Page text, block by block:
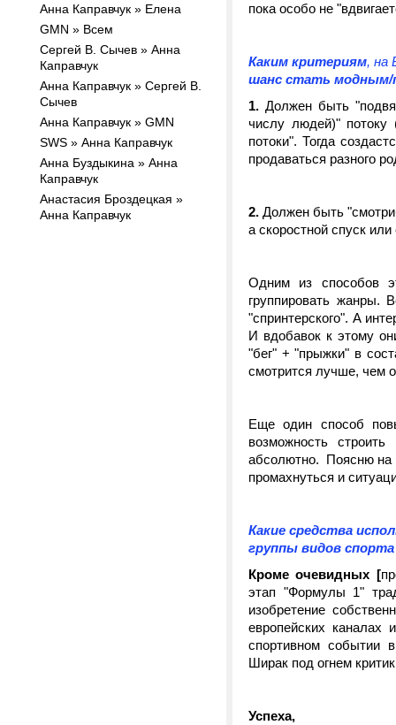
Анна Каправчук » Елена
GMN » Всем
Сергей В. Сычев » Анна
Каправчук
Анна Каправчук » Сергей В.
Сычев
Анна Каправчук » GMN
SWS » Анна Каправчук
Анна Буздыкина » Анна
Каправчук
Анастасия Броздецкая »
Анна Каправчук
пока особо не
Каким критериям, на
шанс стать
1. Должен быть
числу людей)" потоку
потоки". Тогда
продаваться разного
2. Должен быть
а скоростной спуск
Одним из способов
группировать жанры.
"спринтерского". А
И вдобавок к этому
"бег" + "прыжки" в
смотрится лучше, чем
Еще один способ
возможность
абсолютно. Поясню на
промахнуться и
Какие средства
группы видов
Кроме очевидных [
этап "Формулы 1"
изобретение
европейских каналах
спортивном событии
Ширак под огнем
Успеха,